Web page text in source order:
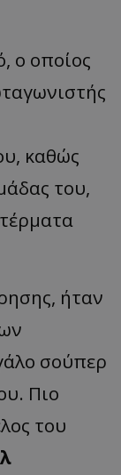
ο οποίος
καθώς
του,
ήταν
σούπερ
Πιο
του